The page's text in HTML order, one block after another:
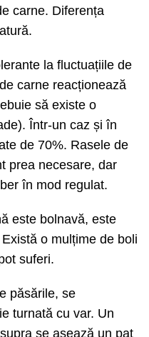
carne. Diferența
la fluctuațiile de
carne reacționează
să existe o
Într-un caz și în
de 70%. Rasele de
prea necesare, dar
în mod regulat.
este bolnavă, este
o mulțime de boli
suferi.
păsările, se
turnată cu var. Un
se așează un pat